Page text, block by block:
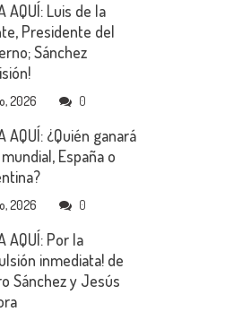
AQUÍ: Luis de la
Presidente del
Sánchez
2026 0
AQUÍ: ¿Quién ganará
España o
2026 0
AQUÍ: Por la
inmediata! de
Sánchez y Jesús